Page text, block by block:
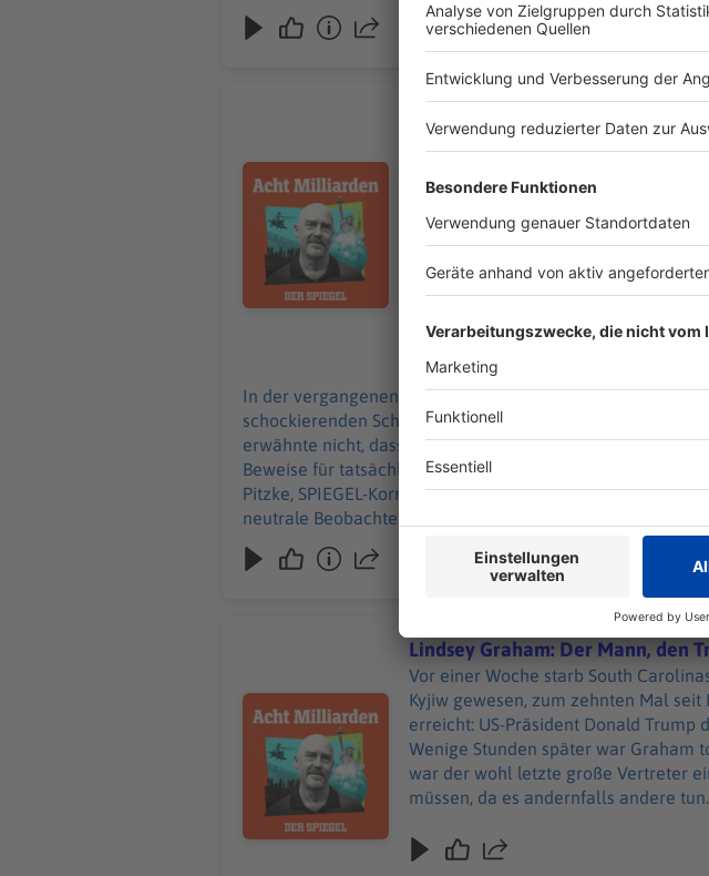
Einblicke in Israels Geheimdienst +++ Alle Infos zu unseren Werbepartnern finden Sie hier. Die SPIEGEL-Gruppe ist nicht für den
Inhalt dieser Seite verantwortlich. +++ Mehr Hintergründe zum Thema erhalten Sie mit SPIEGEL+. Entdecken Sie die digitale
SPIEGEL-WhatsApp-Kanal finden Sie hier. Hier geht es zu unserem SPIEGEL Shop. Alle Newsletter vom SPIEGEL finden Sie hier.
Hier geht es zur SPIEGEL Akademie. Sie möchten den SPIEGEL mitgestalten? Registrieren Sie sich bei SPIEGEL Perspektiven.
Informationen zu unserer Datenschutzerklärung.
Audiotitel - Donald Trump: Was steckt hinter Trumps
Donald Trump: Was steckt hinter
In der vergangenen Woche trat US-
warnte vor schockierenden
habe sich China beschafft. Er
Daten ohnehin frei zugänglich sind.
dieser Folge von »Trumps Amerika«
New York, über die Frage: Warum
diese interessiere Trump nicht. Mehr
Grundstein, um die Midtermwahlen anzuzweifeln +++ Alle Infos zu unseren
hier. Die SPIEGEL-Gruppe ist nicht für den Inhalt
Thema erhalten Sie mit SPIEGEL+. Entdecken Sie die
spiegel.de/abonnieren finden Sie das passende Angebot. Alle
SPIEGEL-WhatsApp-Kanal finden Sie hier. Hier geht es zu unserem SPIEGEL Shop. Alle
SPIEGEL finden Sie hier. Hier geht es zur SPIEGEL Akademie. Sie möchten den SPIEGEL mitgestalten?
In der vergangenen Woche trat US-Präsident Donald
schockierenden Schwachstellen im Wahlsystem der USA.
erwähnte nicht, dass das seit Langem bekannt ist. Und
Beweise für tatsächlich gefälschte Stimmen vor. In dieser
Pitzke, SPIEGEL-Korrespondent in New York, über die
neutrale Beobachter nicht als Problem ansehen? Es gäbe
im Nahen Osten. Mit der Sicherheit der Wahlen, sagt
zum Thema:(S+) Rede an die Nation: Mit dieser Rede legt
spiegel.de/abonnieren finden Sie das passende Angebot. Alle SPIEGEL Podcasts finden Sie hier. Den SPIEGEL-WhatsApp-Kanal
Akademie. Sie möchten den SPIEGEL mitgestalten? Registrieren Sie sich bei SPIEGEL Perspektiven. Informationen zu unserer
Datenschutzerklärung.
Audiotitel - Lindsey Graham: Der Mann, den Trump
Lindsey Graham: Der Mann, den
Vor einer Woche starb South
Kyjiw gewesen, zum zehnten Mal
erreicht: US-Präsident Donald Trump
Wenige Stunden später war Graham
war der wohl letzte große Vertreter
müssen, da es andernfalls andere
dieser Folge von »Acht Milliarden«